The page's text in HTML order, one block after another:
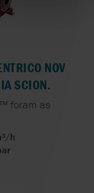
NOV
SCION.
foram as
h